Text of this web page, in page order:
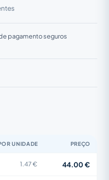
pagamento seguros
UNIDADE PREÇO
1.47 € 44.00 €